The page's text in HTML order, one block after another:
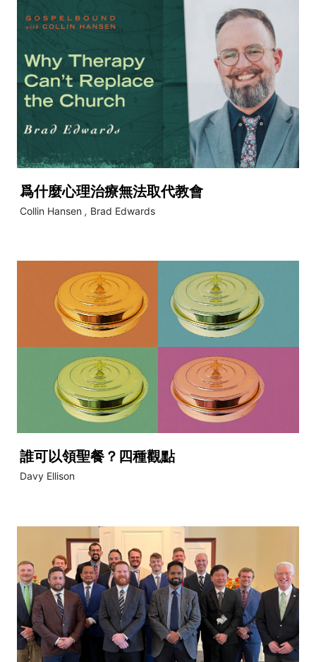
爲什麼心理治療無法取代教會
Collin Hansen , Brad Edwards
誰可以領聖餐？四種觀點
Davy Ellison